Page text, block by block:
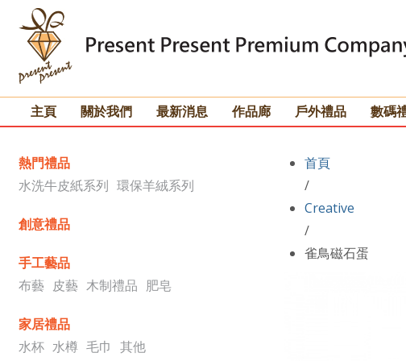
主頁 關於我們 最新消息 作品廊 戶外禮品 數碼
熱門禮品
水洗牛皮紙系列 環保羊絨系列
創意禮品
手工藝品
布藝 皮藝 木制禮品 肥皂
家居禮品
水杯 水樽 毛巾 其他
首頁
/
Creative
/
雀鳥磁石蛋